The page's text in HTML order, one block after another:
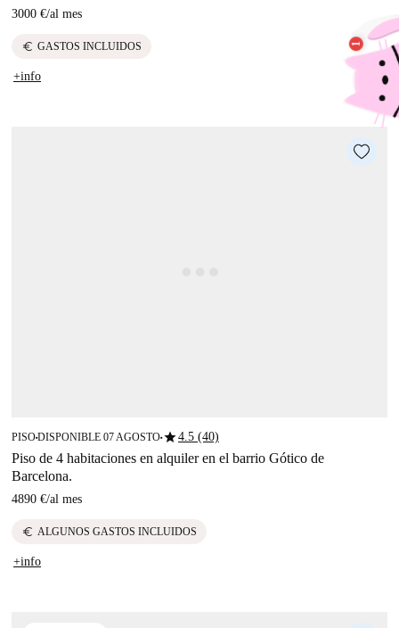
3000 €/al mes
euro GASTOS INCLUIDOS
+info
PISO■DISPONIBLE 07 AGOSTO■star4.5 (40)
Piso de 4 habitaciones en alquiler en el barrio Gótico de
Barcelona.
4890 €/al mes
euro ALGUNOS GASTOS INCLUIDOS
+info